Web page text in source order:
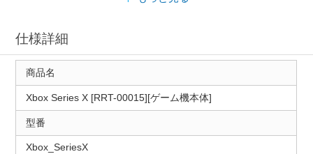
仕様詳細
商品名
Xbox Series X [RRT-00015][ゲーム機本体]
型番
Xbox_SeriesX